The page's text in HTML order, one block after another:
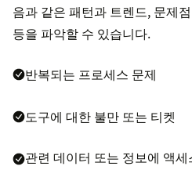
음과 같은 패턴과 트렌드, 문제
등을 파악할 수 있습니다.
반복되는 프로세스 문제
도구에 대한 불만 또는 티켓
관련 데이터 또는 정보에 액